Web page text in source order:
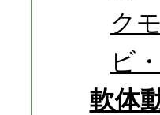
ク
ビ
軟体